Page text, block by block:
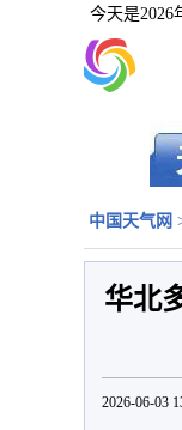
今天是2026
中国天气网
华北
2026-06-03